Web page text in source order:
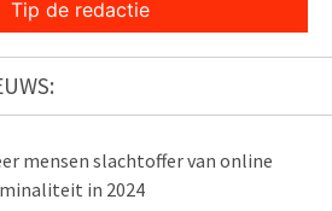
Tip de redactie
mensen slachtoffer van online
in 2024